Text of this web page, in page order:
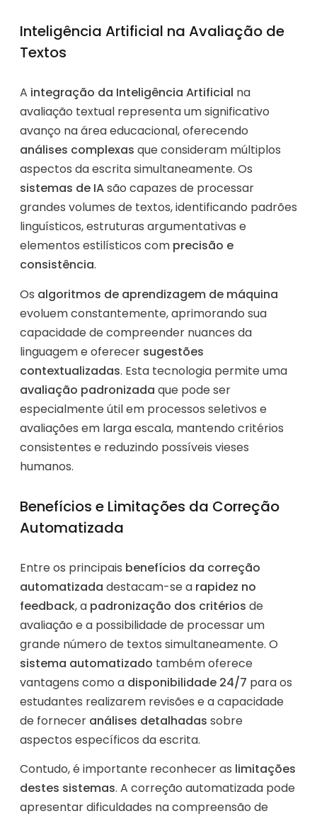
Inteligência Artificial na Avaliação de
Textos
A integração da Inteligência Artificial na
avaliação textual representa um significativo
avanço na área educacional, oferecendo
análises complexas que consideram múltiplos
aspectos da escrita simultaneamente. Os
sistemas de IAsão capazes de processar
grandes volumes de textos, identificando padrões
linguísticos, estruturas argumentativas e
elementos estilísticos com precisão e
consistência.
Os algoritmos de aprendizagem de máquina
evoluem constantemente, aprimorando sua
capacidade de compreender nuances da
linguagem e oferecer sugestões
contextualizadas. Esta tecnologia permite uma
avaliação padronizada que pode ser
especialmente útil em processos seletivos e
avaliações em larga escala, mantendo critérios
consistentes e reduzindo possíveis vieses
humanos.
Benefícios e Limitações da Correção
Automatizada
Entre os principais benefícios da correção
automatizada destacam-se a rapidez no
feedback, a padronização dos critérios de
avaliação e a possibilidade de processar um
grande número de textos simultaneamente. O
sistema automatizado também oferece
vantagens como a disponibilidade 24/7 para os
estudantes realizarem revisões e a capacidade
de fornecer análises detalhadas sobre
aspectos específicos da escrita.
Contudo, é importante reconhecer as limitações
destes sistemas. A correção automatizada pode
apresentar dificuldades na compreensão de